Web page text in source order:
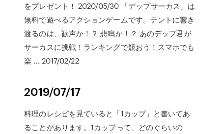
をプレゼント！ 2020/05/30 「デップサーカス」は
無料で遊べるアクションゲームです。テントに響き
渡るのは、歓声か！？ 悲鳴か！？ あのデップ君が
サーカスに挑戦！ランキングで競おう！スマホでも
楽 … 2017/02/22
2019/07/17
料理のレシピを見ていると「1カップ」と書いてあ
ることがあります。1カップって、どのぐらいの